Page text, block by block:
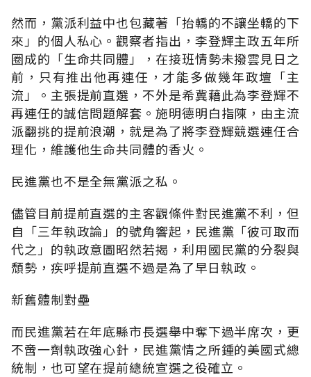
然而，黨派利益中也包藏著「抬轎的不讓坐轎的下
來」的個人私心。觀察者指出，李登輝主政五年所
圈成的「生命共同體」，在接班情勢未撥雲見日之
前，只有推出他再連任，才能多做幾年政壇「主
流」。主張提前直選，不外是希冀藉此為李登輝不
再連任的誠信問題解套。施明德明白指陳，由主流
派翻挑的提前浪潮，就是為了將李登輝競選連任合
理化，維護他生命共同體的香火。
民進黨也不是全無黨派之私。
儘管目前提前直選的主客觀條件對民進黨不利，但
自「三年執政論」的號角響起，民進黨「彼可取而
代之」的執政意圖昭然若揭，利用國民黨的分裂與
頹勢，疾呼提前直選不過是為了早日執政。
新舊體制對壘
而民進黨若在年底縣市長選舉中奪下過半席次，更
不啻一劑執政強心針，民進黨情之所鍾的美國式總
統制，也可望在提前總統宣選之役確立。